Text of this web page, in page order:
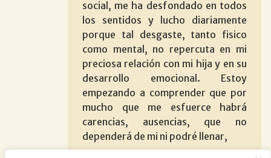
social, me ha desfondado en todos
los sentidos y lucho diariamente
porque tal desgaste, tanto fisico
como mental, no repercuta en mi
preciosa relación con mi hija y en su
desarrollo emocional. Estoy
empezando a comprender que por
mucho que me esfuerce habrá
carencias, ausencias, que no
dependerá de mi ni podré llenar,